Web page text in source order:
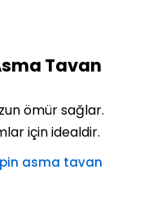
Tavan
ömür sağlar.
için idealdir.
asma tavan